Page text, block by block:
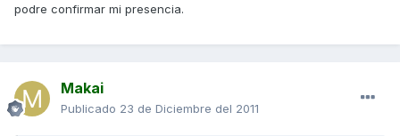
podre confirmar mi presencia.
Makai
Publicado 23 de Diciembre del 2011